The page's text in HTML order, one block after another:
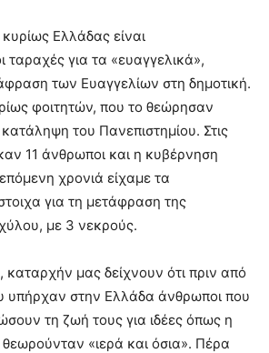
Ελλάδας είναι
ταραχές για τα «ευαγγελικά»,
των Ευαγγελίων στη δημοτική.
φοιτητών, που το θεώρησαν
του Πανεπιστημίου. Στις
11 άνθρωποι και η κυβέρνηση
χρονιά είχαμε τα
για τη μετάφραση της
με 3 νεκρούς.
καταρχήν μας δείχνουν ότι πριν από
υπήρχαν στην Ελλάδα άνθρωποι που
τη ζωή τους για ιδέες όπως η
«ιερά και όσια». Πέρα